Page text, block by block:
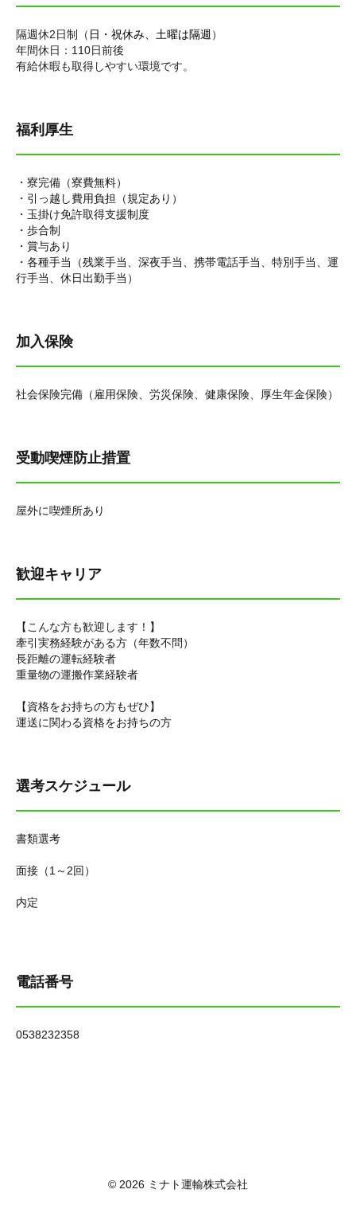
隔週休2日制（ 日・祝休み、土曜は隔週 ）
年間休日：110日前後
有給休暇も取得しやすい環境です。
福利厚生
・寮完備（寮費無料）
・引っ越し費用負担（規定あり）
・玉掛け免許取得支援制度
・歩合制
・賞与あり
・各種手当（残業手当、深夜手当、携帯電話手当、特別手当、運
行手当、休日出勤手当）
加入保険
社会保険完備（雇用保険、労災保険、健康保険、厚生年金保険）
受動喫煙防止措置
屋外に喫煙所あり
歓迎キャリア
【こんな方も歓迎します！】
牽引実務経験がある方（年数不問）
長距離の運転経験者
重量物の運搬作業経験者
【資格をお持ちの方もぜひ】
運送に関わる資格をお持ちの方
選考スケジュール
書類選考
面接（1～2回）
内定
電話番号
0538232358
© 2026 ミナト運輸株式会社